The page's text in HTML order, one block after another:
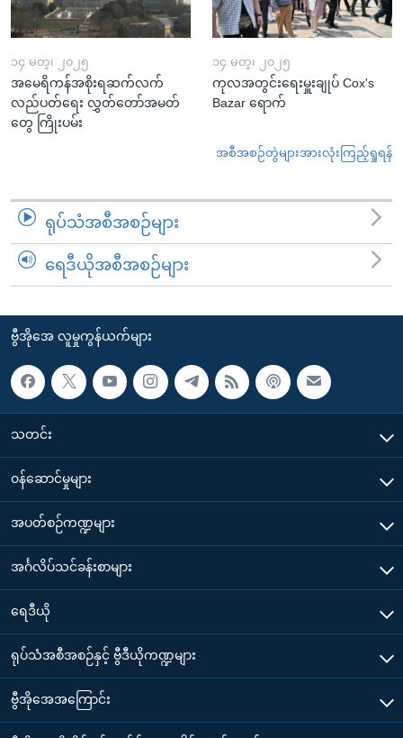
၁၄ မတ္၊ ၂၀၂၅
အမေရိကန်အစိုးရဆက်လက်
လည်ပတ်ရေး လွှတ်တော်အမတ်
တွေ ကြိုးပမ်း
၁၄ မတ္၊ ၂၀၂၅
ကုလအတွင်းရေးမှူးချုပ် Cox's
Bazar ရောက်
အစီအစဉ်တွဲများအားလုံးကြည့်ရှုရန်
ရုပ်သံအစီအစဉ်များ
ရေဒီယိုအစီအစဉ်များ
ဗွီအိုအေ လူမှုကွန်ယက်များ
သတင်း
၀န်ဆောင်မှုများ
အပတ်စဉ်ကဏ္ဍများ
အင်္ဂလိပ်သင်ခန်းစာများ
ရေဒီယို
ရုပ်သံအစီအစဉ်နှင့် ဗွီဒီယိုကဏ္ဍများ
ဗွီအိုအေအကြောင်း